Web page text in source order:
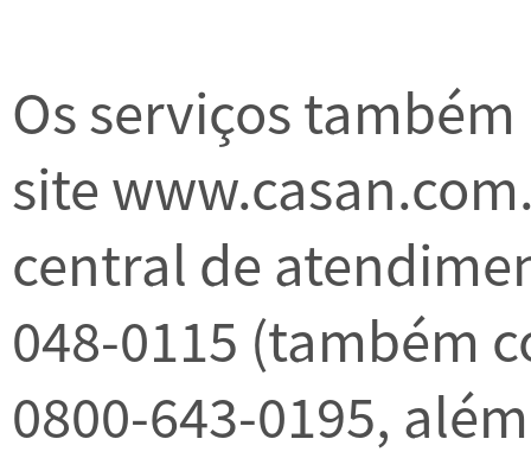
Os serviços
site
central de
048-0115 (também
0800-643-0195,